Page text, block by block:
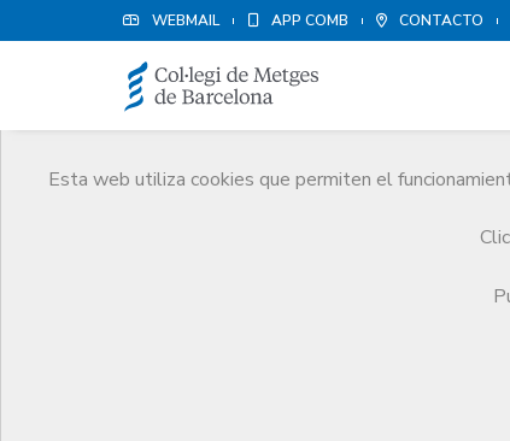
WEBMAIL APP COMB CONTACTO
Esta web utiliza cookies que permiten el
Guardonat Edició 2007